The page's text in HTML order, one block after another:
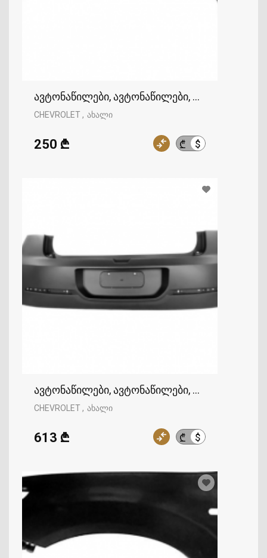
ავტონაწილები, ავტონაწილები, CHEVROLET
CHEVROLET ახალი
₾ $
250 ₾
ავტონაწილები, ავტონაწილები, CHEVROLET
CHEVROLET ახალი
₾ $
613 ₾